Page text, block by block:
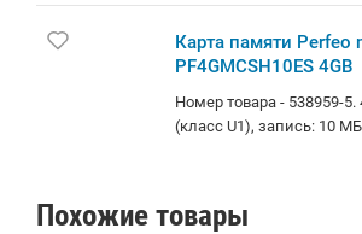
НДС20% (счета от
Карта памяти Perfeo
PF4GMCSH10ES 4GB
Номер товара - 538959-5.
(класс U1), запись: 10
Похожие товары